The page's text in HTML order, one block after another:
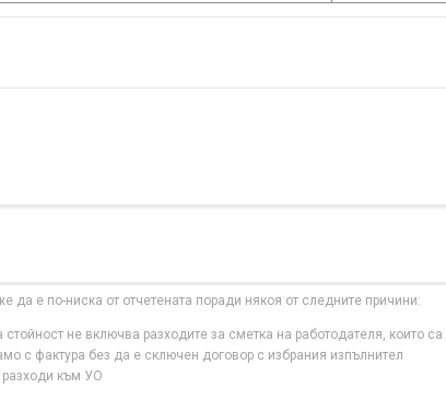
да е по-ниска от отчетената поради някоя от следните причини:
не включва разходите за сметка на работодателя, които
с фактура без да е сключен договор с избрания изпълнител
разходи към УО